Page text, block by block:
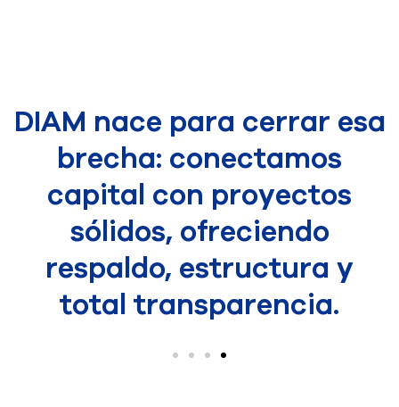
En nuestra experiencia
confirmamos que
capitalizar un proyecto
inmobiliario puede ser
complejo.